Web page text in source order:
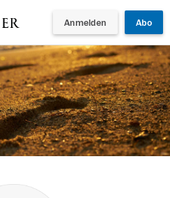
Anmelden Abo